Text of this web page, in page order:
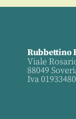
Rubbettino
Viale
88049
Iva